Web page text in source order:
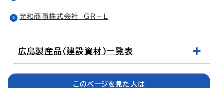
光和商事株式会社 GR－L
広島製産品（建設資材）一覧表
このページを見た人は